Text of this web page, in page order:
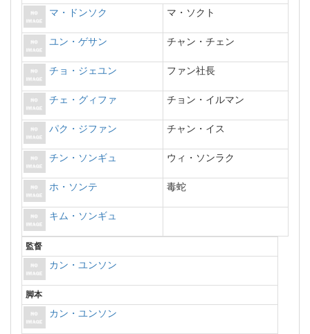
マ・ドンソク マ・ソクト
ユン・ゲサン チャン・チェン
チョ・ジェユン ファン社長
チェ・グィファ チョン・イルマン
パク・ジファン チャン・イス
チン・ソンギュ ウィ・ソンラク
ホ・ソンテ 毒蛇
キム・ソンギュ
監督
カン・ユンソン
脚本
カン・ユンソン